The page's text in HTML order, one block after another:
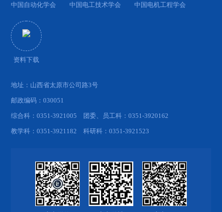
中国自动化学会 中国电工技术学会 中国电机工程学会
资料下载
地址：山西省太原市公司路3号
邮政编码：030051
综合科：0351-3921005 团委、员工科：0351-3920162
教学科：0351-3921182 科研科：0351-3921523